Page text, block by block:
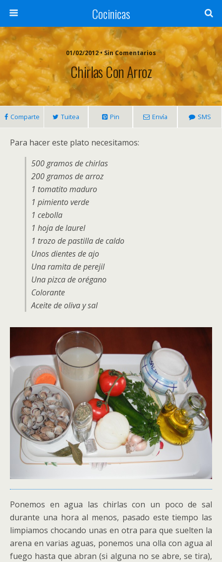
Cocinicas
01/02/2012 • Sin Comentarios
Chirlas Con Arroz
Comparte Tuitea Pin Envía SMS
Para hacer este plato necesitamos:
500 gramos de chirlas
200 gramos de arroz
1 tomatito maduro
1 pimiento verde
1 cebolla
1 hoja de laurel
1 trozo de pastilla de caldo
Unos dientes de ajo
Una ramita de perejil
Una pizca de orégano
Colorante
Aceite de oliva y sal
Ponemos en agua las chirlas con un poco de sal
durante una hora al menos, pasado este tiempo las
limpiamos chocando unas en otra para que suelten la
arena en varias aguas, ponemos una olla con agua al
fuego hasta que abran (si alguna no se abre, se tira),